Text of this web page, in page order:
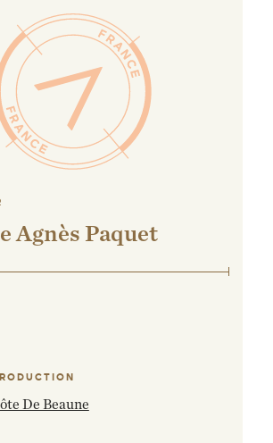
Agnès Paquet
De Beaune